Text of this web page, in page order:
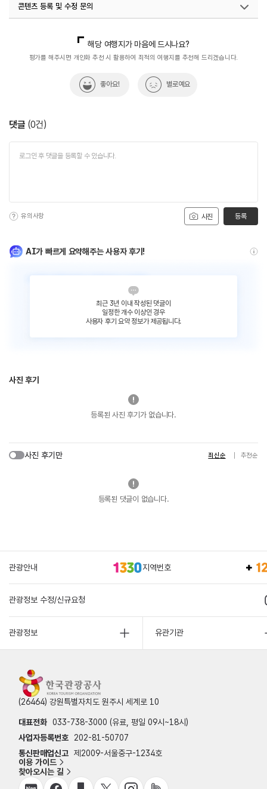
콘텐츠 등록 및 수정 문의
해당 여행지가 마음에 드시나요?
평가를 해주시면 개인화 추천 시 활용하여 최적의 여행지를 추천해 드리겠습니다.
좋아요! 별로예요
댓글 (0건)
사진
유의사항 등록
AI가 빠르게 요약해주는 사용자 후기!
최근 3년 이내 작성된 댓글이
일정한 개수 이상인 경우
사용자 후기 요약 정보가 제공됩니다.
사진 후기
등록된 사진 후기가 없습니다.
사진 후기만 최신순 추천순
등록된 댓글이 없습니다.
관광안내 지역번호
관광정보 수정/신규요청
관광정보 유관기관
(26464) 강원특별자치도 원주시 세계로 10
대표전화 033-738-3000 (유료, 평일 09시~18시)
사업자등록번호
202-81-50707
통신판매업신고 제2009-서울중구-1234호
이용 가이드
찾아오시는 길